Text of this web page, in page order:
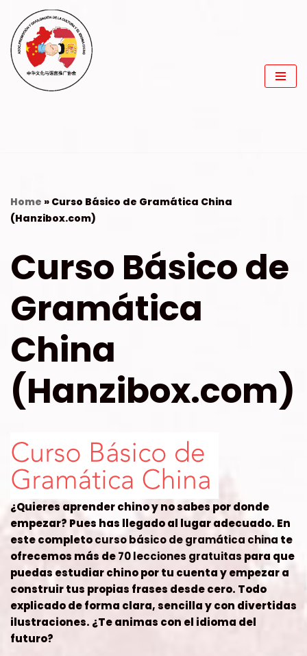
Saltar
al
contenido
Home » Curso Básico de Gramática China
(Hanzibox.com)
Curso Básico de
Gramática
China
(Hanzibox.com)
¿Quieres aprender chino y no sabes por donde
empezar? Pues has llegado al lugar adecuado. En
este completocurso básico de gramática china te
ofrecemos más de70 lecciones gratuitas para que
puedas estudiar chino por tu cuenta y empezar a
construir tus propias frases desde cero. Todo
explicado de forma clara, sencilla y con divertidas
ilustraciones. ¿Te animas con el idioma del
futuro?